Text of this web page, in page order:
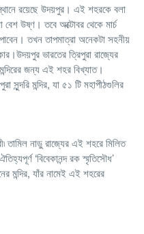
রয়েছে উদয়পুর। এই শহরকে বলা
উষ্ণ। তবে অক্টোবর থেকে মার্চ
তখন তাপমাত্রা অনেকটা সহনীয়
ভারতের ত্রিপুরা রাজ্যের
জন্য এই শহর বিখ্যাত।
সুন্দরি মন্দির, যা ৫১ টি মহাপীঠগুলির
তামিল নাড়ু রাজ্যের এই শহরে মিলিত
‘বিবেকানন্দ রক স্মৃতিসৌধ’
মন্দির, যাঁর নামেই এই শহরের